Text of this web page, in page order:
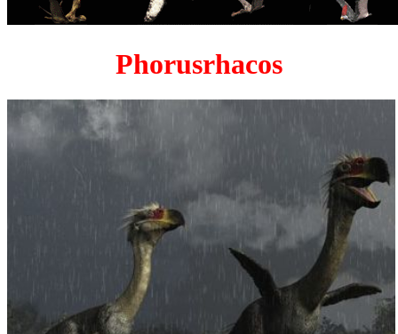
Phorusrhacos